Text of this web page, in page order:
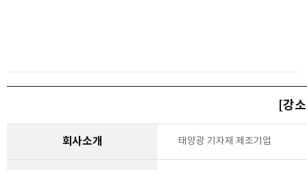
[강
회사소개 태양광 기자재 제조기업